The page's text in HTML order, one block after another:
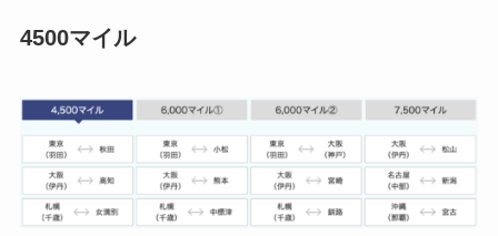
4500マイル